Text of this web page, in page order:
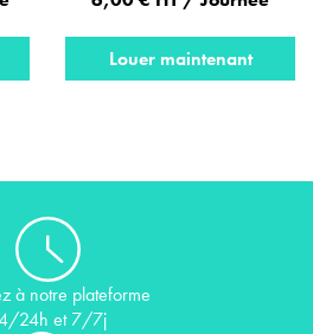
Louer maintenant
à notre plateforme
24h et 7/7j